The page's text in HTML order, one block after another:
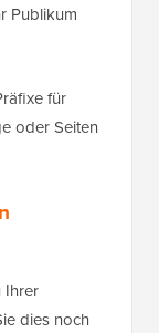
Publikum
für
oder Seiten
Ihrer
dies noch